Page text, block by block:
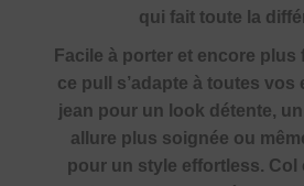
qui fait toute la
Facile à porter et encore plus
ce pull s’adapte à toutes vos
jean pour un look détente,
allure plus soignée ou
pour un style effortless. Col